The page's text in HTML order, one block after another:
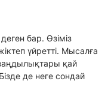
бар. Өзіміз
үйретті. Мысалға
қай
де неге сондай